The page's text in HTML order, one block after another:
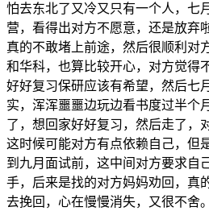
怕去东北了又冷又只有一个人，七
营，看得出对方不愿意，还是放弃
真的不敢堵上前途，然后很顺利对
和华科，也算比较开心，对方觉得
好好复习保研应该有希望，然后七
实，浑浑噩噩边玩边看书度过半个
了，想回家好好复习，然后走了，
这时候可能对方有点依赖自己，但
到九月面试前，这中间对方要求自
手，后来是找的对方妈妈劝回，真
去挽回，心在慢慢消失，又很不舍。